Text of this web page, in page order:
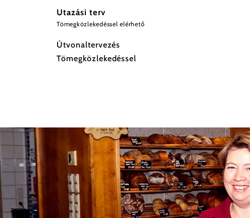
Utazási terv
Tömegközlekedéssel elérhető
Útvonaltervezés
Tömegközlekedéssel